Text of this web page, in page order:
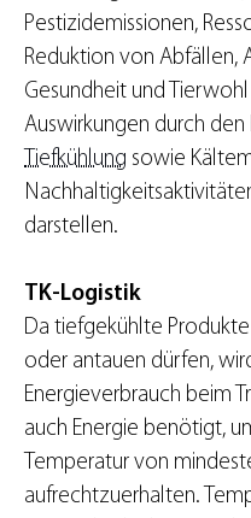
Pestizidemissionen,
Reduktion von Abfällen,
Gesundheit und
Auswirkungen durch den
Tiefkühlung sowie
darstellen.
TK-Logistik
Da tiefgekühlte
oder antauen dürfen,
Energieverbrauch beim
auch Energie benötigt,
Temperatur von
aufrechtzuerhalten.